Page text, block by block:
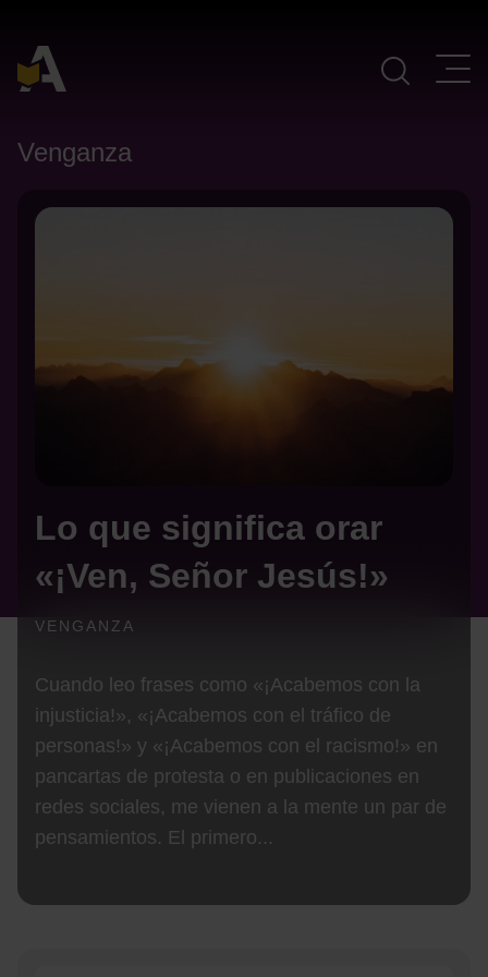
Navegación Principal
Venganza
Lo que significa orar
«¡Ven, Señor Jesús!»
VENGANZA
Cuando leo frases como «¡Acabemos con la
injusticia!», «¡Acabemos con el tráfico de
personas!» y «¡Acabemos con el racismo!» en
pancartas de protesta o en publicaciones en
redes sociales, me vienen a la mente un par de
pensamientos. El primero...